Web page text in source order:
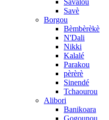
Savè
Borgou
Bèmbèrèkè
N'Dali
Nikki
Kalalé
Parakou
pèrèrè
Sinendé
Tchaourou
Alibori
Banikoara
Gogounou